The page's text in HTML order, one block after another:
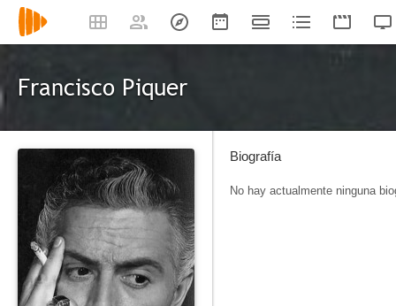
Francisco Piquer
Biografía
No hay actualmente ninguna